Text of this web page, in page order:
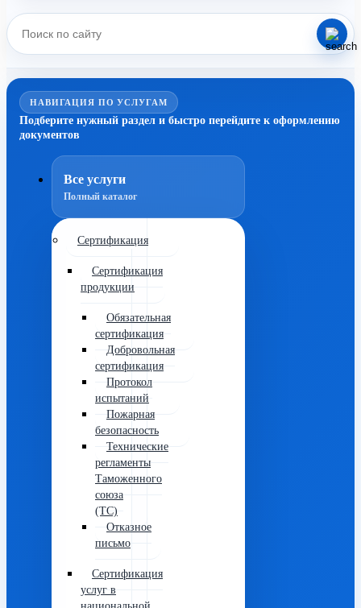
НАВИГАЦИЯ ПО УСЛУГАМ
Подберите нужный раздел и быстро перейдите к оформлению
документов
Все услуги
Полный каталог
Сертификация
Сертификация
продукции
Обязательная
сертификация
Добровольная
сертификация
Протокол
испытаний
Пожарная
безопасность
Технические
регламенты
Таможенного
союза
(ТС)
Отказное
письмо
Сертификация
услуг в